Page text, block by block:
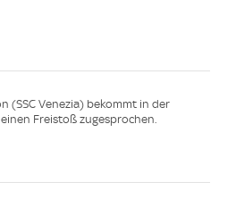
(SSC Venezia) bekommt in der
Freistoß zugesprochen.